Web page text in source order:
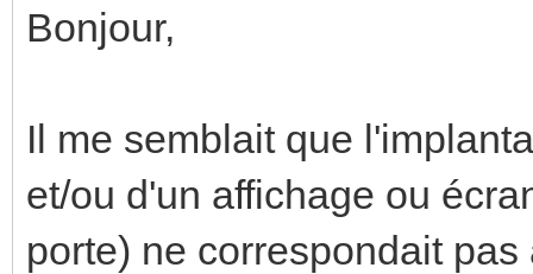
Bonjour,
Il me semblait que
et/ou d'un affichage ou
porte) ne correspondait